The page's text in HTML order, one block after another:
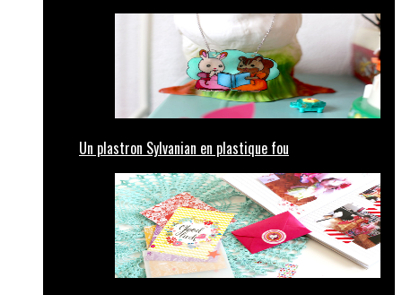
Un plastron Sylvanian en plastique fou